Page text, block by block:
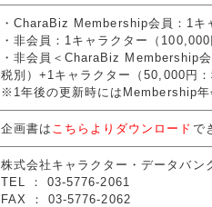
・CharaBiz Membership会員：1キ
・非会員：1キャラクター（100,000
・非会員＜CharaBiz Membership
税別）+1キャラクター（50,000円：
※1年後の更新時にはMembership年
企画書は こちらよりダウンロード で
株式会社キャラクター・データバン
TEL ： 03-5776-2061
FAX ： 03-5776-2062